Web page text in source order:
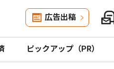
広告出稿
ピックアップ（PR）